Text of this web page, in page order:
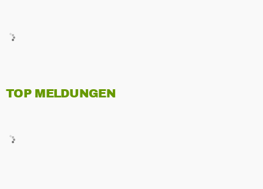
TOP MELDUNGEN